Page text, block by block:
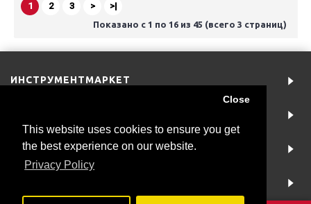
This website uses cookies to ensure you get
the best experience on our website.
Privacy Policy
Close
1 2 3 > >|
Показано с 1 по 16 из 45 (всего 3 страниц)
ИНСТРУМЕНТМАРКЕТ
ИНФОРМАЦИЯ